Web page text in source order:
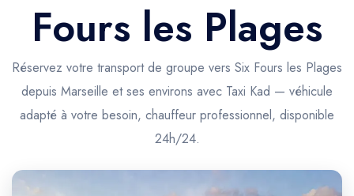
Trajet Port croisière
Trajet Séminaire
Trajet Santé
Trajet Longue Distance
Actualités & évènements
Contactez-nous
Fours les Plages
Réservez votre transport de groupe vers Six Fours les Plages
depuis Marseille et ses environs avec Taxi Kad — véhicule
adapté à votre besoin, chauffeur professionnel, disponible
24h/24.